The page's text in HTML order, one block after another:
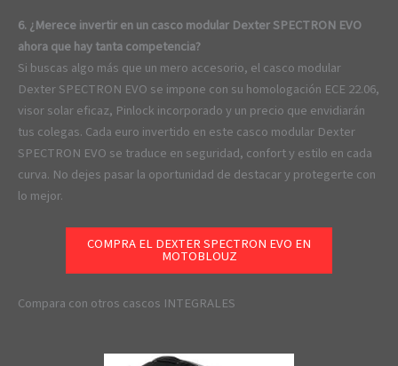
6. ¿Merece invertir en un casco modular Dexter SPECTRON EVO
ahora que hay tanta competencia?
Si buscas algo más que un mero accesorio, el casco modular
Dexter SPECTRON EVO se impone con su homologación ECE 22.06,
visor solar eficaz, Pinlock incorporado y un precio que envidiarán
tus colegas. Cada euro invertido en este casco modular Dexter
SPECTRON EVO se traduce en seguridad, confort y estilo en cada
curva. No dejes pasar la oportunidad de destacar y protegerte con
lo mejor.
COMPRA EL DEXTER SPECTRON EVO EN
MOTOBLOUZ
Compara con otros cascos INTEGRALES